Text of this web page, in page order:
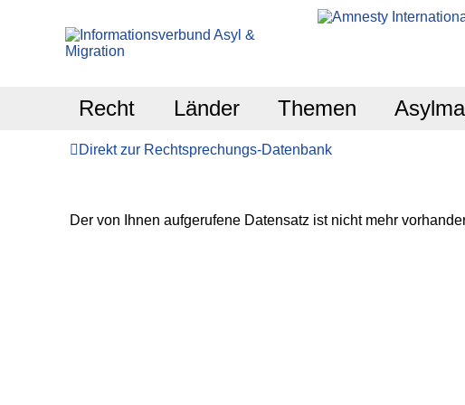
Recht Länder Themen
Direkt zur Rechtsprechungs-Datenbank
Der von Ihnen aufgerufene Datensatz ist nicht mehr